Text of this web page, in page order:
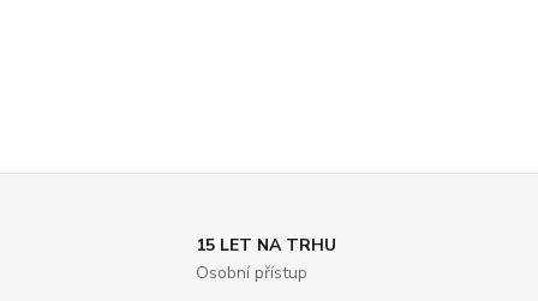
15 LET NA TRHU
Osobní přístup